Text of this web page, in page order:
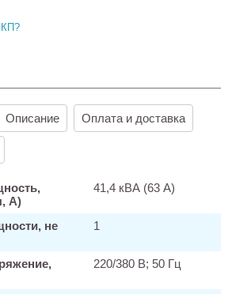
КП?
Описание Оплата и доставка
А)
41,4 кВА (63 А)
не
1
220/380 В; 50 Гц